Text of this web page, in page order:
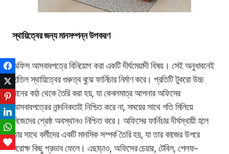
স্থায়িত্বের জন্য মানসম্পন্ন উপকরণ
অফিস আসবাবপত্রে বিনিয়োগ করা একটি দীর্ঘমেয়াদী বিষয়। সেই অনুধাবনেই
হাতিল স্থায়িত্বের গুরুত্ব বুঝে ফার্নিচার নির্মাণ করে। প্রতিটি টুকরো উচ্চ
মানের কাঠ থেকে তৈরি করা হয়, যা কেবলমাত্র আপনার অফিসের
আসবাবপত্রের নান্দনিকতাই নিশ্চিত করে না, সময়ের সাথে গতি মিলিয়ে
নিজেদের শ্রেষ্ঠ অবস্থানও নিশ্চিত করে। অফিসের ফার্নিচার দীর্ঘস্থায়ী হলে
তার সাথে কর্মীদের একটি মানসিক সম্পর্ক তৈরি হয়, যা তার কাজের উপরে
পরোক্ষ কিছু প্রভাব ফেলে। এছাড়াও, অফিসের চেয়ার, টেবিল, শেলফ-
Facebook
Twitter
Pinterest
LinkedIn
WhatsApp
Love This